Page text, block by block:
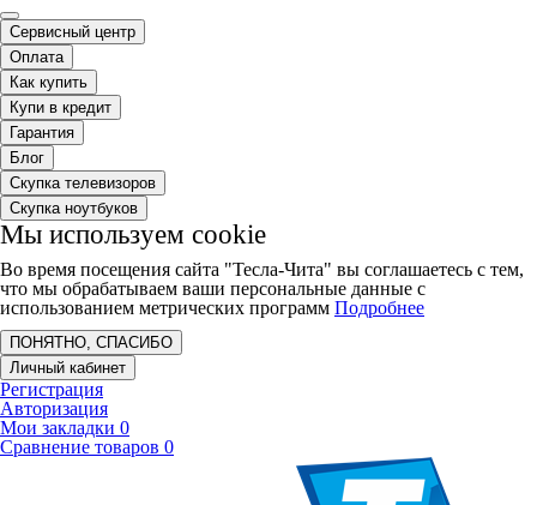
Сервисный центр
Оплата
Как купить
Купи в кредит
Гарантия
Блог
Скупка телевизоров
Скупка ноутбуков
Мы используем cookie
Во время посещения сайта "Тесла-Чита" вы соглашаетесь с тем,
что мы обрабатываем ваши персональные данные с
использованием метрических программ Подробнее
ПОНЯТНО, СПАСИБО
Личный кабинет
Регистрация
Авторизация
Мои закладки 0
Сравнение товаров 0